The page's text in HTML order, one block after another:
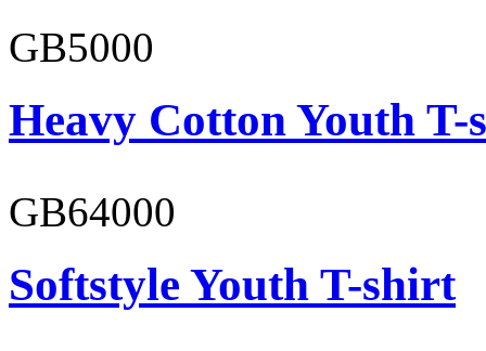
GB5000
Heavy Cotton Youth
GB64000
Softstyle Youth T-shirt